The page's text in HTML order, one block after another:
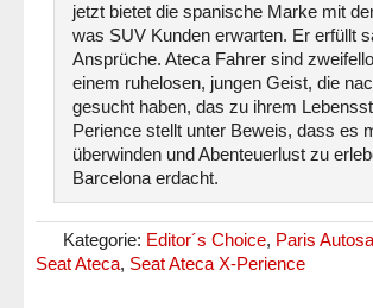
jetzt bietet die spanische Marke mit
was SUV Kunden erwarten. Er erfüllt
Ansprüche. Ateca Fahrer sind
einem ruhelosen, jungen Geist, die
gesucht haben, das zu ihrem
Perience stellt unter Beweis, dass es
überwinden und Abenteuerlust zu
Barcelona erdacht.
Kategorie: Editor´s Choice, Paris
Seat Ateca, Seat Ateca X-Perience